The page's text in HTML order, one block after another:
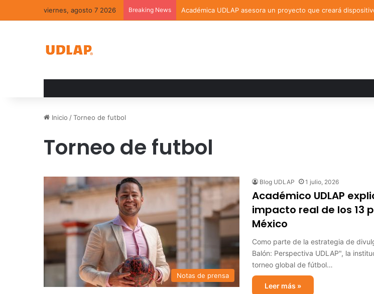
viernes, agosto 7 2026 Breaking News Académica UDLAP asesora un proyecto que creará
Inicio /Torneo de futbol
Torneo de futbol
Notas de prensa
Blog UDLAP 1 julio, 2026
Académico UDLAP
impacto real de los 13
México
Como parte de la estrategia de
Balón: Perspectiva UDLAP", la
torneo global de fútbol…
Leer más »